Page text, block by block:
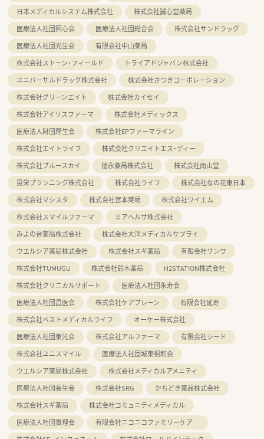
日本メディカルシステム株式会社
株式会社誠心堂薬局
医療法人社団回心会
医療法人社団総合会
株式会社サンドラッグ
医療法人社団光生会
有限会社中山薬局
株式会社ストーン・フィールド
トライアドジャパン株式会社
ユニバーサルドラッグ株式会社
株式会社さつきコーポレーション
株式会社グリーンエイト
株式会社カイセイ
株式会社アイリスファーマ
株式会社メディックス
医療法人財団厚生会
株式会社EPファーマライン
株式会社エイトライフ
株式会社クリエイトエス・ディー
株式会社ブルースカイ
徳永薬局株式会社
株式会社南山堂
晃栄プランニング株式会社
株式会社ライフ
株式会社なの花東日本
株式会社マシスタ
株式会社宮本薬局
株式会社ワイエム
株式会社スマイルファーマ
ミアヘルサ株式会社
みよの台薬局株式会社
株式会社大洋メディカルサプライ
ウエルシア薬局株式会社
株式会社スギ薬局
有限会社サンワ
株式会社TUMUGU
株式会社鈴木薬局
H2STATION株式会社
株式会社クリニカルサポート
医療法人社団永寿会
医療法人社団昌医会
株式会社ケアブレーン
有限会社延寿
株式会社ベストメディカルライフ
オーケー株式会社
医療法人社団東光会
株式会社アルファーマ
有限会社シード
株式会社ユニスマイル
医療法人社団城東桐和会
ウエルシア薬局株式会社
株式会社メディカルアメニティ
医療法人社団長生会
株式会社SRG
かちどき薬品株式会社
株式会社スギ薬局
株式会社コミュニティメディカル
医療法人社団實理会
有限会社ニコニコファミリーケア